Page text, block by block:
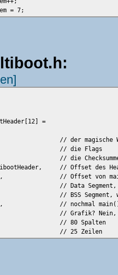
= 7;
=
// der magische
// die Flags
// die
// Offset des
// Offset von
// Data
// BSS Segment,
// nochmal
// Grafik? Nein,
// 80 Spalten
// 25 Zeilen
// 0 BPP, wir